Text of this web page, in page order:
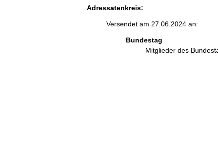
Adressatenkreis:
Versendet am 27.06.2024 an:
Bundestag
Mitglieder des